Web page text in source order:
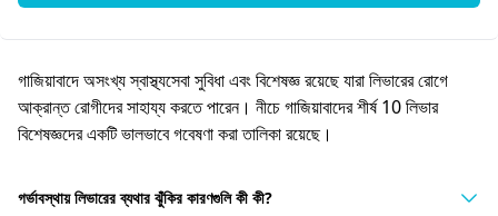
গাজিয়াবাদে অসংখ্য স্বাস্থ্যসেবা সুবিধা এবং বিশেষজ্ঞ রয়েছে যারা লিভারের রোগে
আক্রান্ত রোগীদের সাহায্য করতে পারেন। নীচে গাজিয়াবাদের শীর্ষ 10 লিভার
বিশেষজ্ঞদের একটি ভালভাবে গবেষণা করা তালিকা রয়েছে।
গর্ভাবস্থায় লিভারের ব্যথার ঝুঁকির কারণগুলি কী কী?